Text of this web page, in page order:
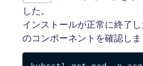
した。
インストールが正常に終了
のコンポーネントを確認しま